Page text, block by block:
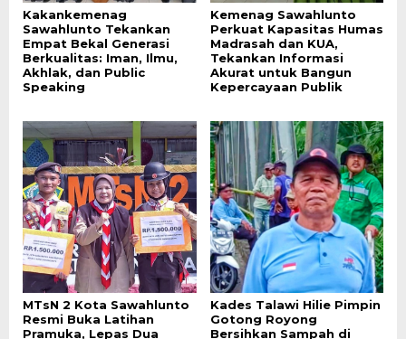
Kakankemenag
Sawahlunto Tekankan
Empat Bekal Generasi
Berkualitas: Iman, Ilmu,
Akhlak, dan Public
Speaking
Kemenag Sawahlunto
Perkuat Kapasitas Humas
Madrasah dan KUA,
Tekankan Informasi
Akurat untuk Bangun
Kepercayaan Publik
MTsN 2 Kota Sawahlunto
Resmi Buka Latihan
Pramuka, Lepas Dua
Kades Talawi Hilie Pimpin
Gotong Royong
Bersihkan Sampah di